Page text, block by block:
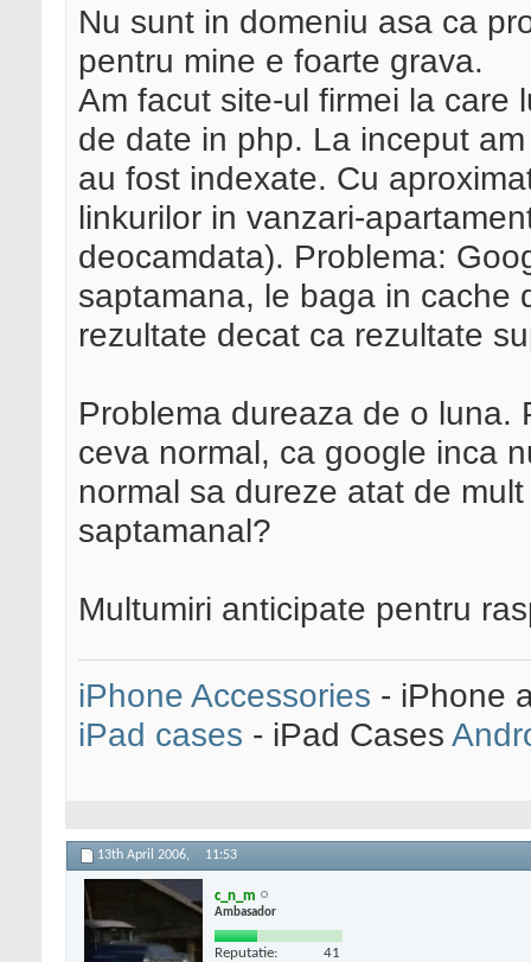
Nu sunt in domeniu asa ca
pentru mine e foarte grava.
Am facut site-ul firmei la care
de date in php. La inceput
au fost indexate. Cu
linkurilor in vanzari-
deocamdata). Problema:
saptamana, le baga in cache
rezultate decat ca rezultate
Problema dureaza de o luna.
ceva normal, ca google inca
normal sa dureze atat de
saptamanal?
Multumiri anticipate pentru
iPhone Accessories - iPhone
iPad cases - iPad Cases
13th April 2006, 11:53
c_n_m
Ambasador
Reputatie: 41